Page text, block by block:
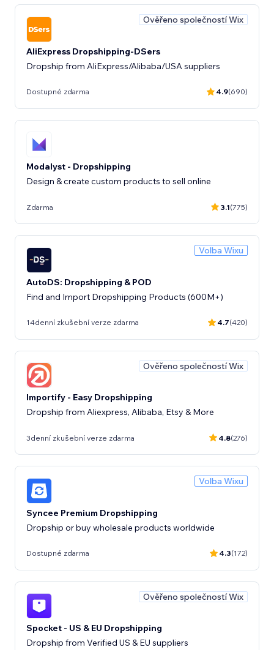
Ověřeno společností Wix
AliExpress Dropshipping-DSers
Dropship from AliExpress/Alibaba/USA suppliers
Dostupné zdarma 4.9(690)
Modalyst - Dropshipping
Design & create custom products to sell online
Zdarma 3.1(775)
Volba Wixu
AutoDS: Dropshipping & POD
Find and Import Dropshipping Products (600M+)
14denní zkušební verze zdarma 4.7(420)
Ověřeno společností Wix
Importify - Easy Dropshipping
Dropship from Aliexpress, Alibaba, Etsy & More
3denní zkušební verze zdarma 4.8(276)
Volba Wixu
Syncee Premium Dropshipping
Dropship or buy wholesale products worldwide
Dostupné zdarma 4.3(172)
Ověřeno společností Wix
Spocket - US & EU Dropshipping
Dropship from Verified US & EU suppliers